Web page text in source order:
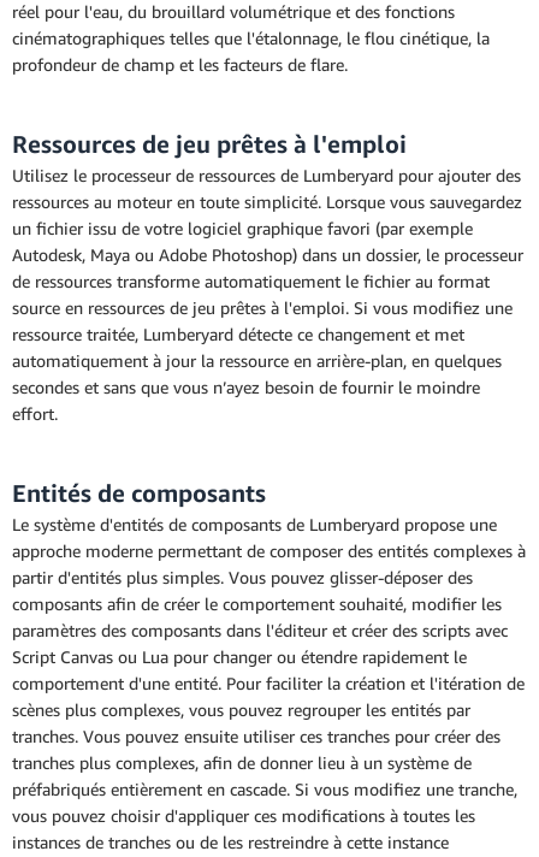
réel pour l'eau, du brouillard volumétrique et des fonctions
cinématographiques telles que l'étalonnage, le flou cinétique, la
profondeur de champ et les facteurs de flare.
Ressources de jeu prêtes à l'emploi
Utilisez le processeur de ressources de Lumberyard pour ajouter des
ressources au moteur en toute simplicité. Lorsque vous sauvegardez
un fichier issu de votre logiciel graphique favori (par exemple
Autodesk, Maya ou Adobe Photoshop) dans un dossier, le processeur
de ressources transforme automatiquement le fichier au format
source en ressources de jeu prêtes à l'emploi. Si vous modifiez une
ressource traitée, Lumberyard détecte ce changement et met
automatiquement à jour la ressource en arrière-plan, en quelques
secondes et sans que vous n’ayez besoin de fournir le moindre
effort.
Entités de composants
Le système d'entités de composants de Lumberyard propose une
approche moderne permettant de composer des entités complexes à
partir d'entités plus simples. Vous pouvez glisser-déposer des
composants afin de créer le comportement souhaité, modifier les
paramètres des composants dans l'éditeur et créer des scripts avec
Script Canvas ou Lua pour changer ou étendre rapidement le
comportement d'une entité. Pour faciliter la création et l'itération de
scènes plus complexes, vous pouvez regrouper les entités par
tranches. Vous pouvez ensuite utiliser ces tranches pour créer des
tranches plus complexes, afin de donner lieu à un système de
préfabriqués entièrement en cascade. Si vous modifiez une tranche,
vous pouvez choisir d'appliquer ces modifications à toutes les
instances de tranches ou de les restreindre à cette instance